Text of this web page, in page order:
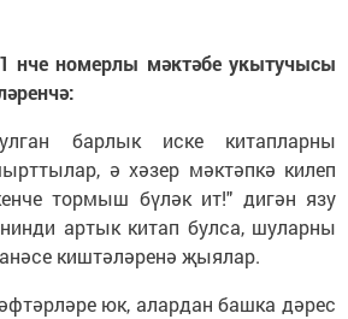
нче номерлы мәктәбе укытучысы
барлык иске китапларны
ә хәзер мәктәпкә килеп
тормыш бүләк ит!" дигән язу
артык китап булса, шуларны
киштәләренә җыялар.
юк, алардан башка дәрес